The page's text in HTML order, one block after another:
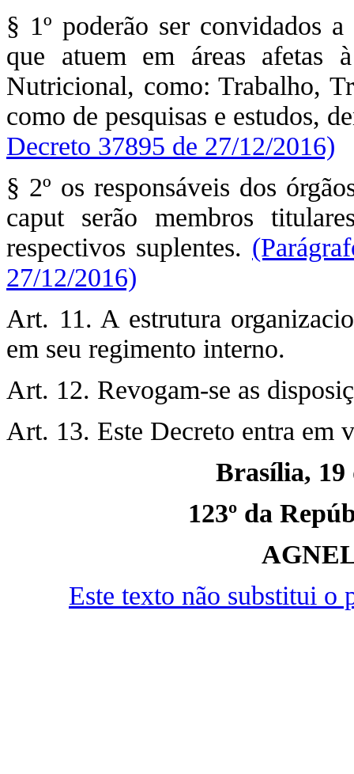
§ 1º poderão ser convidados
que atuem em áreas afetas
Nutricional, como: Trabalho,
como de pesquisas e estudos,
Decreto 37895 de 27/12/2016)
§ 2º os responsáveis dos
caput serão membros
respectivos suplentes.
27/12/2016)
Art. 11. A estrutura
em seu regimento interno.
Art. 12. Revogam-se as
Art. 13. Este Decreto entra em
Brasília, 19
123º da
Este texto não substitui o